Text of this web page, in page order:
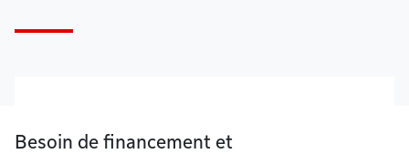
Besoin de financement et